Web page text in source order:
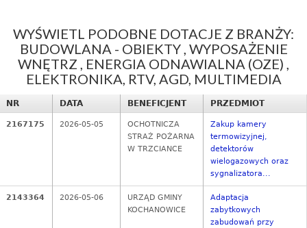
WYŚWIETL PODOBNE DOTACJE Z BRANŻY:
BUDOWLANA - OBIEKTY , WYPOSAŻENIE
WNĘTRZ , ENERGIA ODNAWIALNA (OZE) ,
ELEKTRONIKA, RTV, AGD, MULTIMEDIA
NR DATA BENEFICJENT PRZEDMIOT
2167175 2026-05-05
OCHOTNICZA
STRAŻ POŻARNA
W TRZCIANCE
Zakup kamery
termowizyjnej,
detektorów
wielogazowych oraz
sygnalizatora...
2143364 2026-05-06
URZĄD GMINY
KOCHANOWICE
Adaptacja
zabytkowych
zabudowań przy